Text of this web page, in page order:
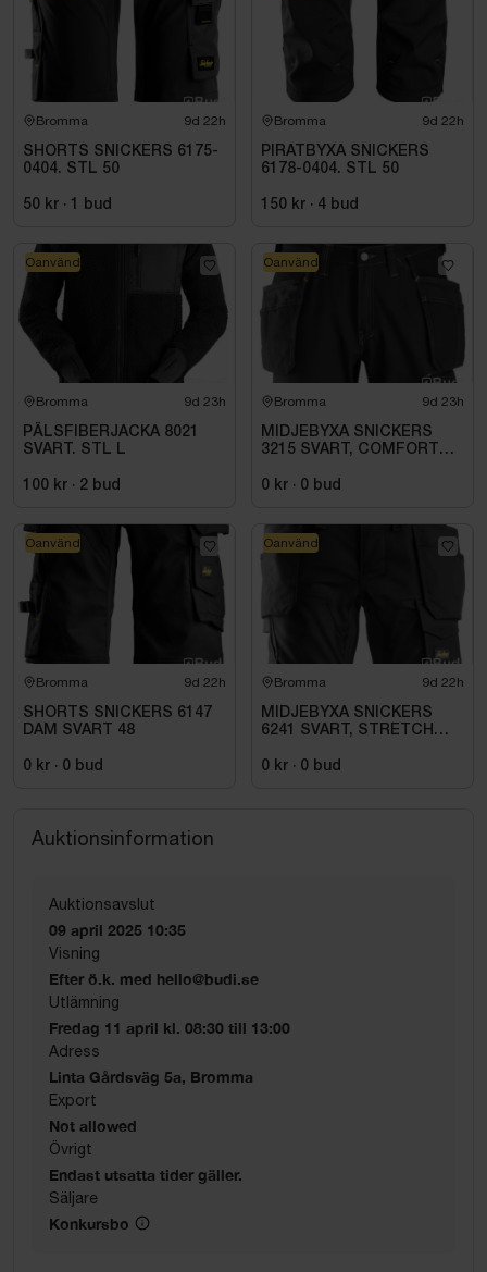
Bromma 9d 22h
SHORTS SNICKERS 6175-
0404. STL 50
50 kr · 1 bud
Bromma 9d 22h
PIRATBYXA SNICKERS
6178-0404. STL 50
150 kr · 4 bud
Bromma 9d 23h
PÄLSFIBERJACKA 8021
SVART. STL L
100 kr · 2 bud
Oanvänd
Bromma 9d 23h
MIDJEBYXA SNICKERS
3215 SVART, COMFORT
0 kr · 0 bud
Oanvänd
Bromma 9d 22h
SHORTS SNICKERS 6147
DAM SVART 48
0 kr · 0 bud
Oanvänd
Bromma 9d 22h
MIDJEBYXA SNICKERS
6241 SVART, STRETCH
0 kr · 0 bud
Oanvänd
Auktionsinformation
Auktionsavslut
09 april 2025 10:35
Visning
Efter ö.k. med hello@budi.se
Utlämning
Fredag 11 april kl. 08:30 till 13:00
Adress
Linta Gårdsväg 5a, Bromma
Export
Not allowed
Övrigt
Endast utsatta tider gäller.
Säljare
Konkursbo